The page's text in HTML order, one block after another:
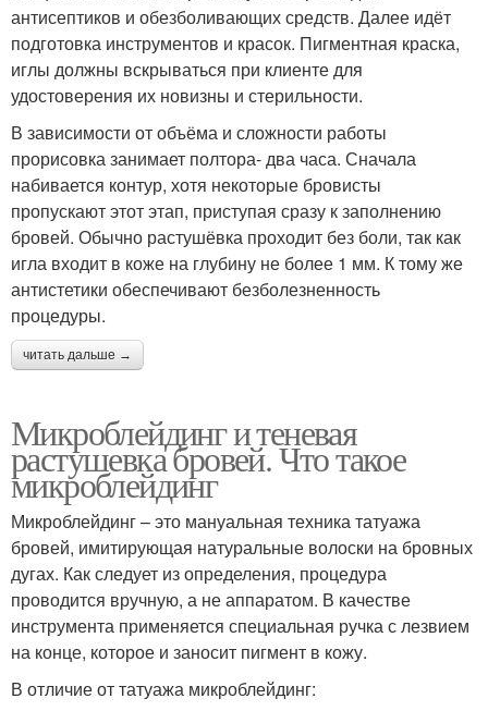
антисептиков и обезболивающих средств. Далее идёт
подготовка инструментов и красок. Пигментная краска,
иглы должны вскрываться при клиенте для
удостоверения их новизны и стерильности.
В зависимости от объёма и сложности работы
прорисовка занимает полтора- два часа. Сначала
набивается контур, хотя некоторые бровисты
пропускают этот этап, приступая сразу к заполнению
бровей. Обычно растушёвка проходит без боли, так как
игла входит в коже на глубину не более 1 мм. К тому же
антистетики обеспечивают безболезненность
процедуры.
читать дальше →
Микроблейдинг и теневая
растушевка бровей. Что такое
микроблейдинг
Микроблейдинг – это мануальная техника татуажа
бровей, имитирующая натуральные волоски на бровных
дугах. Как следует из определения, процедура
проводится вручную, а не аппаратом. В качестве
инструмента применяется специальная ручка с лезвием
на конце, которое и заносит пигмент в кожу.
В отличие от татуажа микроблейдинг: